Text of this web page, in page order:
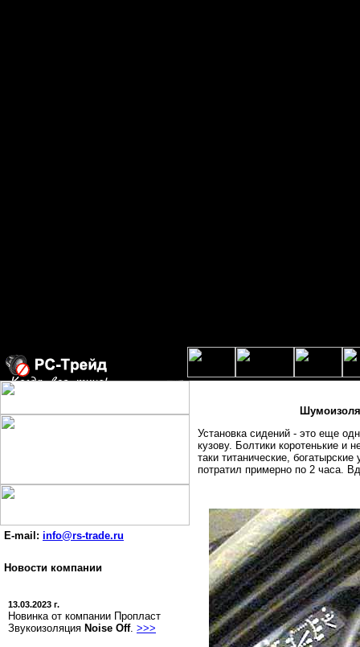
E-mail: info@rs-trade.ru
Новости компании
13.03.2023 г.
Новинка от компании Пропласт
Звукоизоляция Noise Off. >>>
Установка сидений - это еще
кузову. Болтики коротенькие
таки титанические,
потратил примерно по 2 часа.